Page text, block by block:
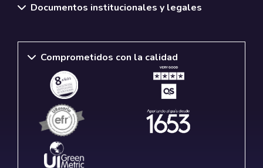
Documentos institucionales y legales
Comprometidos con la calidad